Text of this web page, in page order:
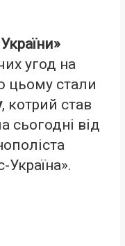
угод на
цьому стали
, котрий став
сьогодні від
Україна».